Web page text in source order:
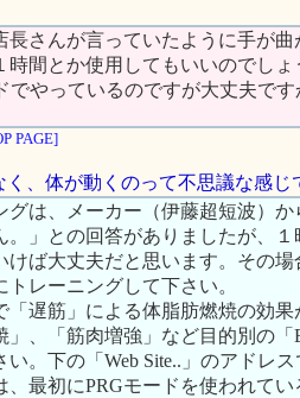
長さんが言っていたように手が
時間とか使用してもいいのでし
でやっているのですが大丈夫です
PAGE]
く、体が動くのって不思議な感じ
グは、メーカー（伊藤超短波）
。」との回答がありましたが、
けば大丈夫だと思います。その
レーニングして下さい。
「遅筋」による体脂肪燃焼の効
」、「筋肉増強」など目的別の
。下の「Web Site..」のアドレ
、最初にPRGモードを使われて